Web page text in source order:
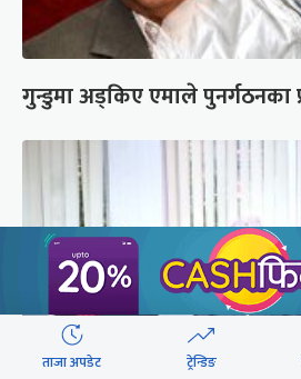
गुन्डुमा अड्किए एमाले पुनर्गठनका
ताजा अपडेट ट्रेन्डिङ